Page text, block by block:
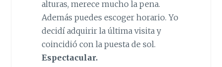
alturas, merece mucho la pena.
Además puedes escoger horario. Yo
decidí adquirir la última visita y
coincidió con la puesta de sol.
Espectacular.